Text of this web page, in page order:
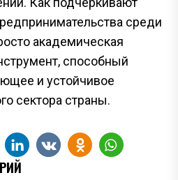
среди
академическая
способный
и устойчивое
сектора страны.